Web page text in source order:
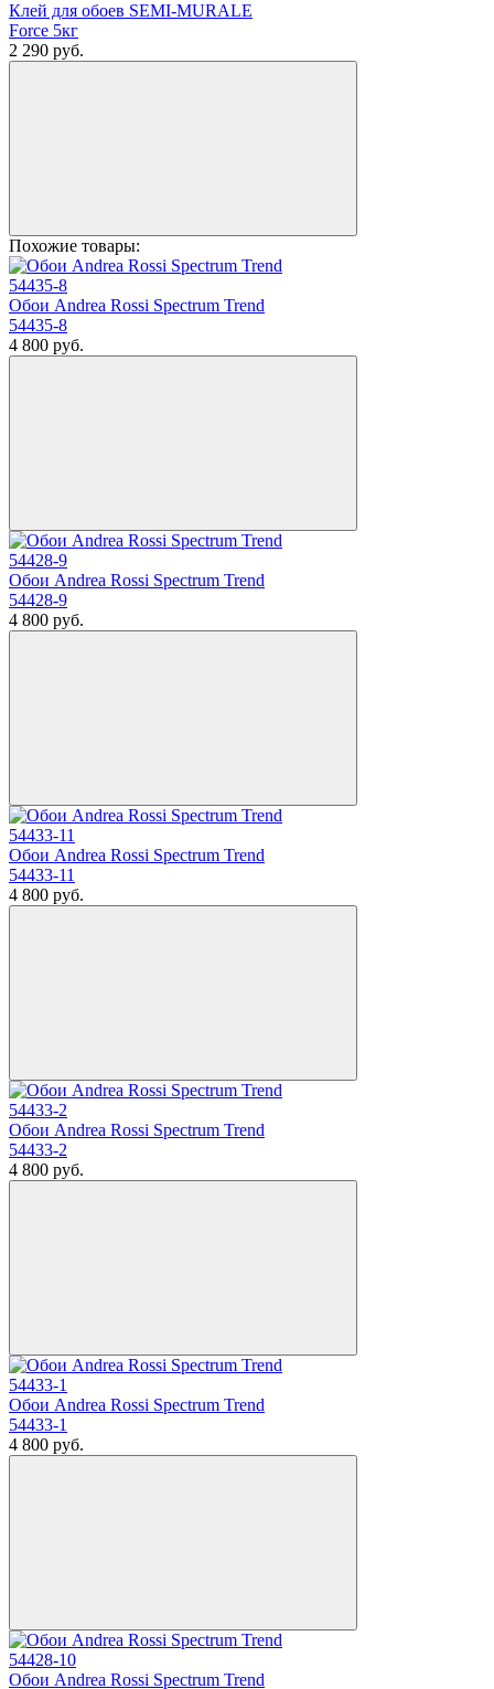
Клей для обоев SEMI-MURALE
Force 5кг
2 290 руб.
Похожие товары:
Обои Andrea Rossi Spectrum Trend
54435-8
4 800 руб.
Обои Andrea Rossi Spectrum Trend
54428-9
4 800 руб.
Обои Andrea Rossi Spectrum Trend
54433-11
4 800 руб.
Обои Andrea Rossi Spectrum Trend
54433-2
4 800 руб.
Обои Andrea Rossi Spectrum Trend
54433-1
4 800 руб.
Обои Andrea Rossi Spectrum Trend